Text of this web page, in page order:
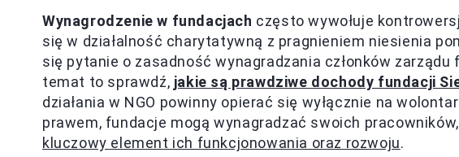
Wynagrodzenie w fundacjach często wywołuje
się w działalność charytatywną z pragnieniem niesienia
się pytanie o zasadność wynagradzania członków
temat to sprawdź, jakie są prawdziwe dochody fundacji
działania w NGO powinny opierać się wyłącznie na
prawem, fundacje mogą wynagradzać swoich
kluczowy element ich funkcjonowania oraz rozwoju.